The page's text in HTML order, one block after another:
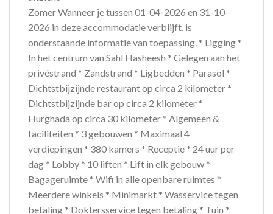
Zomer Wanneer je tussen 01-04-2026 en 31-10-
2026 in deze accommodatie verblijft, is
onderstaande informatie van toepassing. * Ligging *
In het centrum van Sahl Hasheesh * Gelegen aan het
privéstrand * Zandstrand * Ligbedden * Parasol *
Dichtstbijzijnde restaurant op circa 2 kilometer *
Dichtstbijzijnde bar op circa 2 kilometer *
Hurghada op circa 30 kilometer * Algemeen &
faciliteiten * 3 gebouwen * Maximaal 4
verdiepingen * 380 kamers * Receptie * 24 uur per
dag * Lobby * 10 liften * Lift in elk gebouw *
Bagageruimte * Wifi in alle openbare ruimtes *
Meerdere winkels * Minimarkt * Wasservice tegen
betaling * Doktersservice tegen betaling * Tuin *